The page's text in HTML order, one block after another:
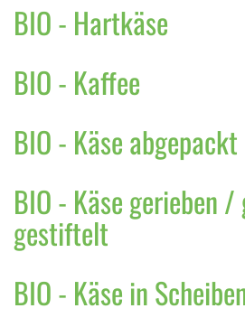
BIO - Hartkäse
BIO - Kaffee
BIO - Käse abgepackt
BIO - Käse gerieben
gestiftelt
BIO - Käse in